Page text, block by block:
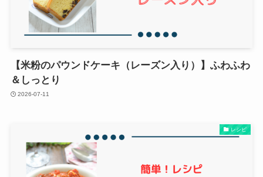
【米粉のパウンドケーキ（レーズン入り）】ふわふわ
＆しっとり
2026-07-11
レシピ